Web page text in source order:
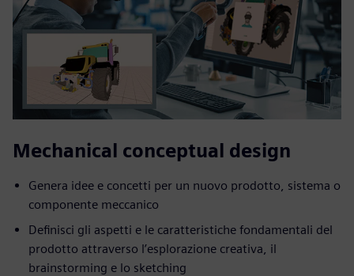
Mechanical conceptual design
Genera idee e concetti per un nuovo prodotto, sistema o
componente meccanico
Definisci gli aspetti e le caratteristiche fondamentali del
prodotto attraverso l’esplorazione creativa, il
brainstorming e lo sketching